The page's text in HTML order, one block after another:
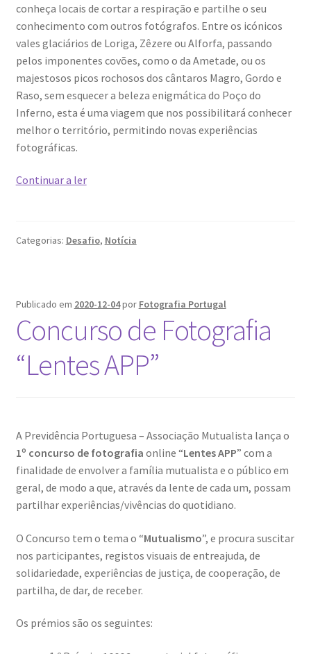
FRAME.IT
Génesis
LISBOA AINDA – Olhares sobre a cidade em quarentena
Mármore Preto / Black Marble
Passeando pela Indochina…
Playboy World, de Ana Dias
Resultados do Concurso de Fotografia Raízes
Ring Portraits Project (teste Masonry)
Shades of Sensuality
Sobre|Viver
The Best of Celestial Scenes
Ver o Porto em Brasília
conheça locais de cortar a respiração e partilhe o seu
conhecimento com outros fotógrafos. Entre os icónicos
vales glaciários de Loriga, Zêzere ou Alforfa, passando
pelos imponentes covões, como o da Ametade, ou os
majestosos picos rochosos dos cântaros Magro, Gordo e
Raso, sem esquecer a beleza enigmática do Poço do
Inferno, esta é uma viagem que nos possibilitará conhecer
melhor o território, permitindo novas experiências
fotográficas.
Continuar a lerWorkshop
Inverno
Categorias: Desafio, Notícia
Publicado em 2020-12-04por Fotografia Portugal
Concurso de Fotografia
“Lentes APP”
A Previdência Portuguesa – Associação Mutualista lança o
1º concurso de fotografia online “Lentes APP” com a
finalidade de envolver a família mutualista e o público em
geral, de modo a que, através da lente de cada um, possam
partilhar experiências/vivências do quotidiano.
O Concurso tem o tema o “Mutualismo”, e procura suscitar
nos participantes, registos visuais de entreajuda, de
solidariedade, experiências de justiça, de cooperação, de
partilha, de dar, de receber.
Os prémios são os seguintes: